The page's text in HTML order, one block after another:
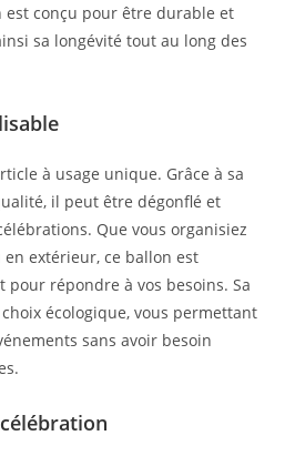
est conçu pour être durable et
sa longévité tout au long des
à usage unique. Grâce à sa
il peut être dégonflé et
Que vous organisiez
extérieur, ce ballon est
répondre à vos besoins. Sa
écologique, vous permettant
sans avoir besoin